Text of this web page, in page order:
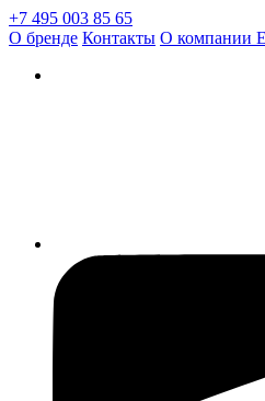
+7 495 003 85 65
О бренде Контакты О компании